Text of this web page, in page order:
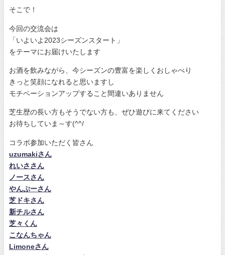
そこで！
今回の交流会は
「いよいよ2023シーズンスタート」
をテーマにお届けいたします
お酒を飲みながら、今シーズンの豊富を楽しくおしゃべり
きっと笑顔になれると思いますし
モチベーションアップすること間違いありません
芝生歴の長い方もそうでない方も、ぜひ遊びに来てください
お待ちしていま～す(^^/
コラボ参加いただく皆さん
uzumakiさん
れいささん
ノースさん
やんぷーさん
芝ドキさん
新チルさん
芝々くん
こなんちゃん
Limoneさん